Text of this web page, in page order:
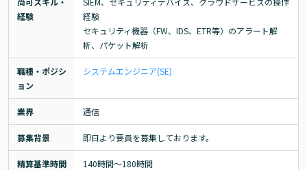
経験
経験
セキュリティ機器（FW、IDS、ETR等）のアラート解
析、パケット解析
職種・ポジシ
ョン
システムエンジニア(SE)
業界 通信
募集背景 即日より要員を募集しております。
精算基準時間 140時間〜180時間